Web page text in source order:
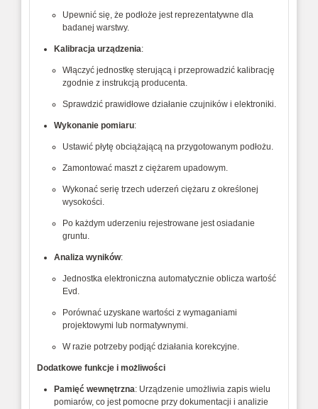
Upewnić się, że podłoże jest reprezentatywne dla
badanej warstwy.
Kalibracja urządzenia:
Włączyć jednostkę sterującą i przeprowadzić kalibrację
zgodnie z instrukcją producenta.
Sprawdzić prawidłowe działanie czujników i elektroniki.
Wykonanie pomiaru:
Ustawić płytę obciążającą na przygotowanym podłożu.
Zamontować maszt z ciężarem upadowym.
Wykonać serię trzech uderzeń ciężaru z określonej
wysokości.
Po każdym uderzeniu rejestrowane jest osiadanie
gruntu.
Analiza wyników:
Jednostka elektroniczna automatycznie oblicza wartość
Evd.
Porównać uzyskane wartości z wymaganiami
projektowymi lub normatywnymi.
W razie potrzeby podjąć działania korekcyjne.
Dodatkowe funkcje i możliwości
Pamięć wewnętrzna: Urządzenie umożliwia zapis wielu
pomiarów, co jest pomocne przy dokumentacji i analizie